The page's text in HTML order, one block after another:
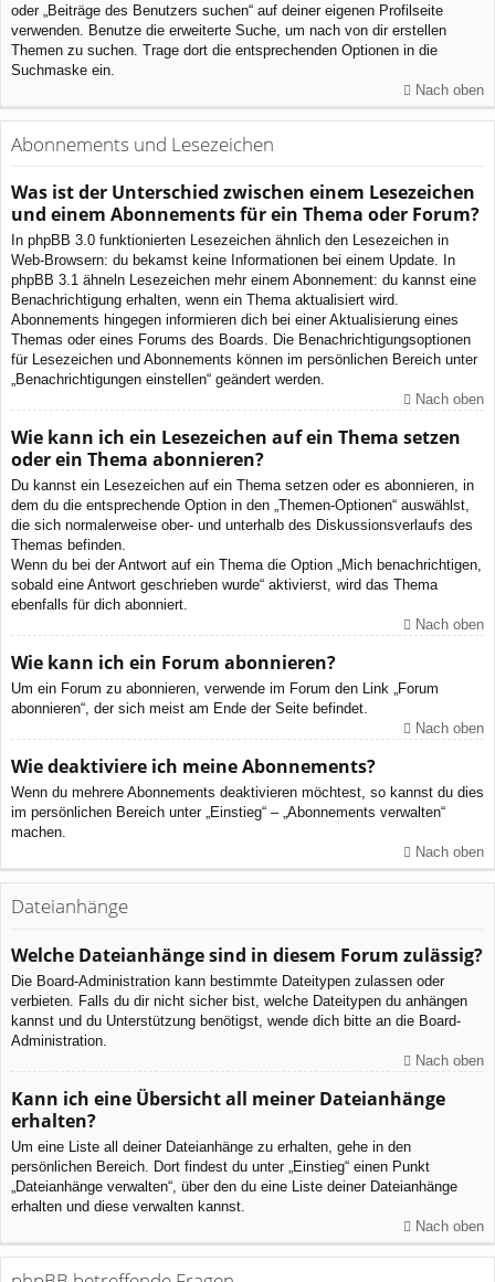
oder „Beiträge des Benutzers suchen“ auf deiner eigenen Profilseite
verwenden. Benutze die erweiterte Suche, um nach von dir erstellen
Themen zu suchen. Trage dort die entsprechenden Optionen in die
Suchmaske ein.
Nach oben
Abonnements und Lesezeichen
Was ist der Unterschied zwischen einem Lesezeichen
und einem Abonnements für ein Thema oder Forum?
In phpBB 3.0 funktionierten Lesezeichen ähnlich den Lesezeichen in
Web-Browsern: du bekamst keine Informationen bei einem Update. In
phpBB 3.1 ähneln Lesezeichen mehr einem Abonnement: du kannst eine
Benachrichtigung erhalten, wenn ein Thema aktualisiert wird.
Abonnements hingegen informieren dich bei einer Aktualisierung eines
Themas oder eines Forums des Boards. Die Benachrichtigungsoptionen
für Lesezeichen und Abonnements können im persönlichen Bereich unter
„Benachrichtigungen einstellen“ geändert werden.
Nach oben
Wie kann ich ein Lesezeichen auf ein Thema setzen
oder ein Thema abonnieren?
Du kannst ein Lesezeichen auf ein Thema setzen oder es abonnieren, in
dem du die entsprechende Option in den „Themen-Optionen“ auswählst,
die sich normalerweise ober- und unterhalb des Diskussionsverlaufs des
Themas befinden.
Wenn du bei der Antwort auf ein Thema die Option „Mich benachrichtigen,
sobald eine Antwort geschrieben wurde“ aktivierst, wird das Thema
ebenfalls für dich abonniert.
Nach oben
Wie kann ich ein Forum abonnieren?
Um ein Forum zu abonnieren, verwende im Forum den Link „Forum
abonnieren“, der sich meist am Ende der Seite befindet.
Nach oben
Wie deaktiviere ich meine Abonnements?
Wenn du mehrere Abonnements deaktivieren möchtest, so kannst du dies
im persönlichen Bereich unter „Einstieg“ – „Abonnements verwalten“
machen.
Nach oben
Dateianhänge
Welche Dateianhänge sind in diesem Forum zulässig?
Die Board-Administration kann bestimmte Dateitypen zulassen oder
verbieten. Falls du dir nicht sicher bist, welche Dateitypen du anhängen
kannst und du Unterstützung benötigst, wende dich bitte an die Board-
Administration.
Nach oben
Kann ich eine Übersicht all meiner Dateianhänge
erhalten?
Um eine Liste all deiner Dateianhänge zu erhalten, gehe in den
persönlichen Bereich. Dort findest du unter „Einstieg“ einen Punkt
„Dateianhänge verwalten“, über den du eine Liste deiner Dateianhänge
erhalten und diese verwalten kannst.
Nach oben